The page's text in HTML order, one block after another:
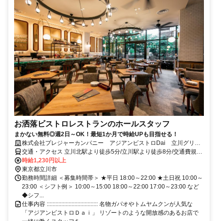
お洒落ビストロレストランのホールスタッフ
まかない無料◎週2日～OK！最短1か月で時給UPも目指せる！
株式会社プレジャーカンパニー アジアンビストロDai 立川グリー
ンスプリングス店
交通・アクセス 立川北駅より徒歩5分/立川駅より徒歩8分/交通費規定
支給
時給1,230円以上
東京都立川市
勤務時間詳細 ＜募集時間帯＞ ★平日 18:00～22:00 ★土日祝 10:00～
23:00 ＜シフト例＞ 10:00～15:00 18:00～22:00 17:00～23:00 など
◆シフ...
仕事内容 ::::::::::::::::::::::::::::::::::: 名物ガパオやトムヤムクンが人気な
「アジアンビストロＤａｉ」 リゾートのような開放感のあるお店で